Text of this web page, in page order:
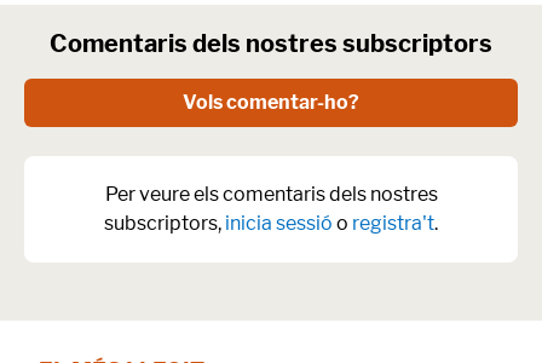
Comentaris dels nostres subscriptors
Vols comentar-ho?
Per veure els comentaris dels nostres
subscriptors, inicia sessió o registra't.